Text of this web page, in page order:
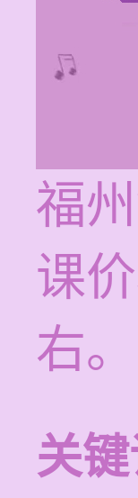
福
课
右。
关键